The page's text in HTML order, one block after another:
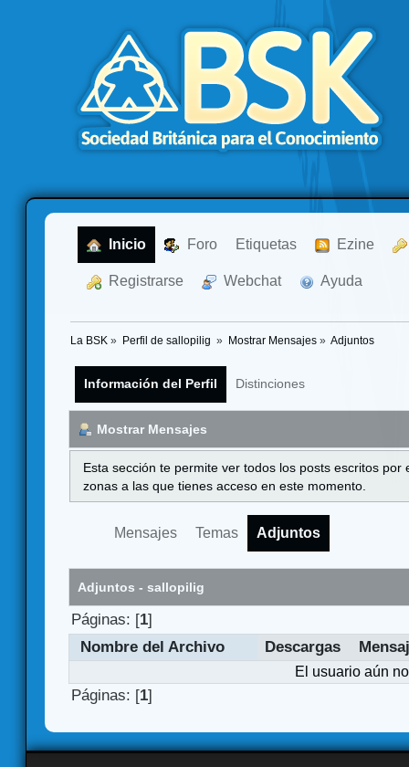
Inicio Foro Etiquetas Ezine
Registrarse Webchat Ayuda
La BSK » Perfil de sallopilig » Mostrar Mensajes» Adjuntos
Información del Perfil Distinciones
Mostrar Mensajes
Esta sección te permite ver todos los posts escritos
zonas a las que tienes acceso en este momento.
Mensajes Temas Adjuntos
Adjuntos - sallopilig
Páginas: [1]
Nombre del Archivo
Descargas
El usuario aún
Páginas: [1]